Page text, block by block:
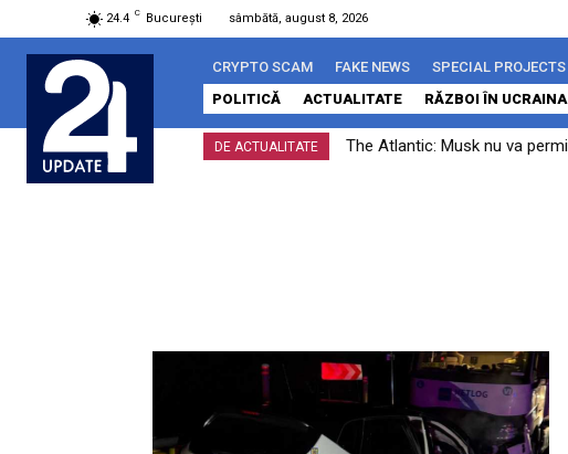
24.4 C București sâmbătă, august 8, 2026
CRYPTO SCAM FAKE NEWS SPECIAL PROJECTS
POLITICĂ
ACTUALITATE RĂZBOI ÎN UCRAINA
DE ACTUALITATE
The Atlantic: Musk nu va